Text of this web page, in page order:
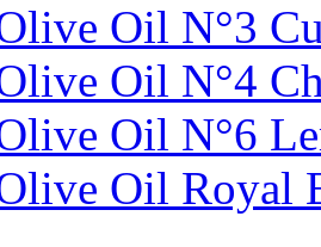
Oil N°3
Oil N°4
Oil N°6
Oil Royal